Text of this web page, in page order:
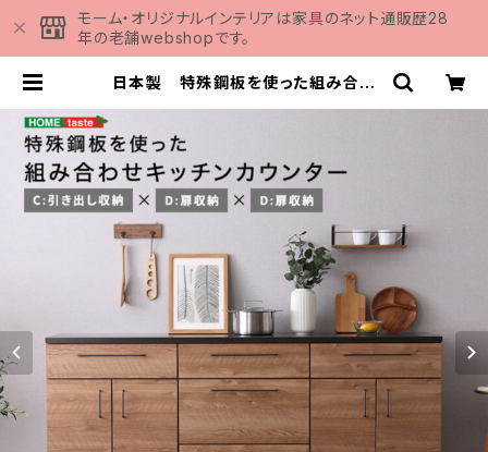
モーム・オリジナルインテリアは家具のネット通販歴28
年の老舗webshopです。
日本製 特殊鋼板を使った組み合わ
2-CKS180-CDD | 家具の通販専門